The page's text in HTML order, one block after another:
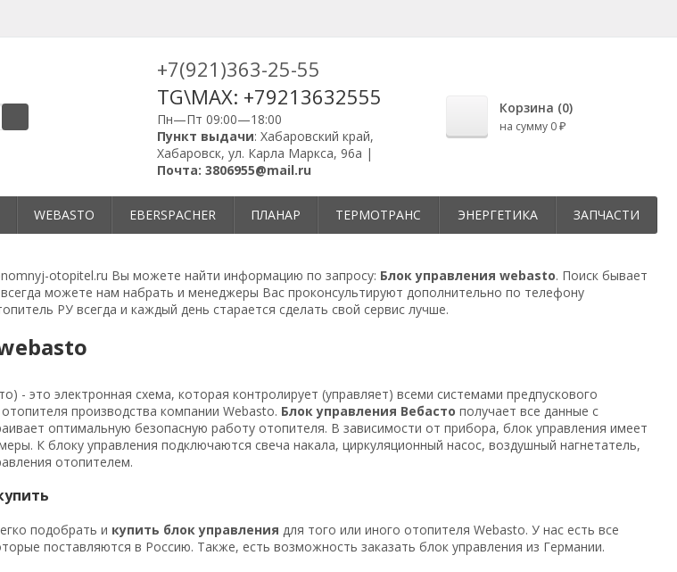
+7(921)363-25-55
TG\MAX: +79213632555
Пн—Пт 09:00—18:00
Пункт выдачи: Хабаровский край,
Хабаровск, ул. Карла Маркса, 96а |
Почта: 3806955@mail.ru
Корзина (0)
на сумму 0 ₽
WEBASTO EBERSPACHER ПЛАНАР ТЕРМОТРАНС ЭНЕРГЕТИКА ЗАПЧАСТИ
otopitel.ru Вы можете найти информацию по запросу: Блок управления webasto. Поиск бывает
можете нам набрать и менеджеры Вас проконсультируют дополнительно по телефону
РУ всегда и каждый день старается сделать свой сервис лучше.
- это электронная схема, которая контролирует (управляет) всеми системами предпускового
производства компании Webasto. Блок управления Вебасто получает все данные с
оптимальную безопасную работу отопителя. В зависимости от прибора, блок управления имеет
К блоку управления подключаются свеча накала, циркуляционный насос, воздушный нагнетатель,
отопителем.
подобрать и купить блок управления для того или иного отопителя Webasto. У нас есть все
поставляются в Россию. Также, есть возможность заказать блок управления из Германии.